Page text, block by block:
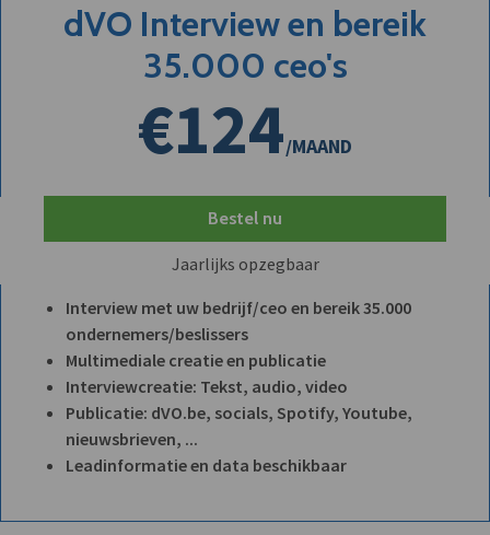
dVO Interview en bereik
35.000 ceo's
€124/MAAND
Bestel nu
Jaarlijks opzegbaar
Interview met uw bedrijf/ceo en bereik 35.000
ondernemers/beslissers
Multimediale creatie en publicatie
Interviewcreatie: Tekst, audio, video
Publicatie: dVO.be, socials, Spotify, Youtube,
nieuwsbrieven, ...
Leadinformatie en data beschikbaar